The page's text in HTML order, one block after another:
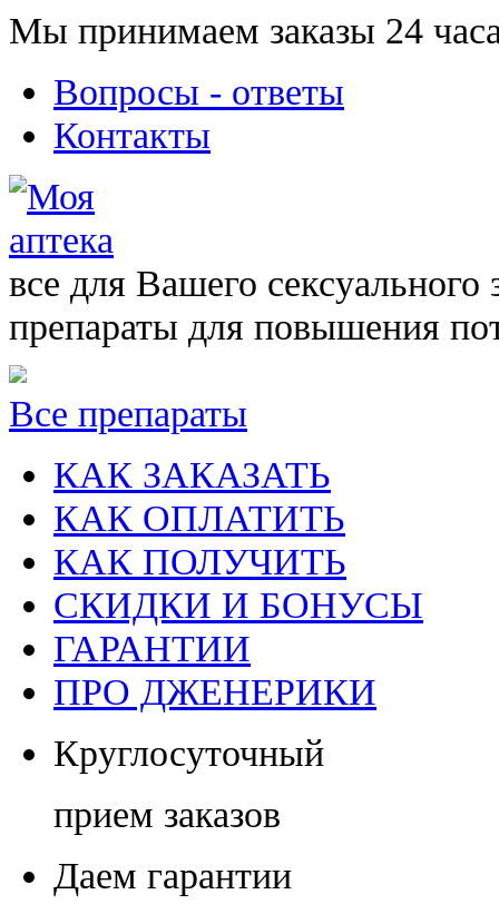
Мы принимаем заказы 24
Вопросы - ответы
Контакты
все для Вашего сексуального
препараты для повышения
Все препараты
КАК ЗАКАЗАТЬ
КАК ОПЛАТИТЬ
КАК ПОЛУЧИТЬ
СКИДКИ И БОНУСЫ
ГАРАНТИИ
ПРО ДЖЕНЕРИКИ
Круглосуточный
прием заказов
Даем гарантии